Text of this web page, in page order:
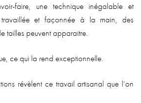
faire, une technique inégalable et
travaillée et façonnée à la main, des
tailles peuvent apparaitre.
ce qui la rend exceptionnelle.
révèlent ce travail artisanal que l’on